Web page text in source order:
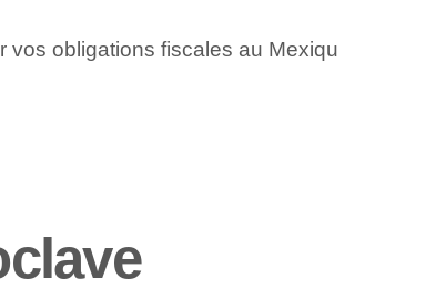
vos obligations fiscales au Mexiqu